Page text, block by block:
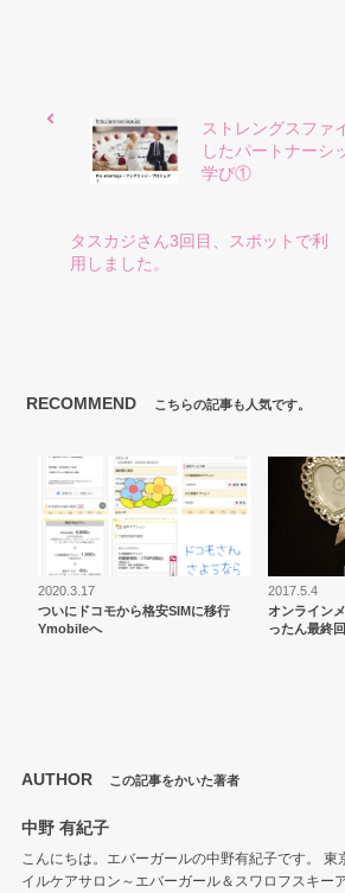
ストレングスファ
したパートナーシ
学び①
タスカジさん3回目、スポットで利
用しました。
RECOMMEND こちらの記事も人気です。
2020.3.17
ついにドコモから格安SIMに移行
Ymobileへ
2017.5.4
オンライ
ったん最終
AUTHOR この記事をかいた著者
中野 有紀子
こんにちは。エバーガールの中野有紀子です。 東
イルケアサロン～エバーガール＆スワロフスキー